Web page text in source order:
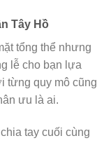
Tây Hồ
tổng thể nhưng
lễ cho bạn lựa
từng quy mô cũng
ưu là ai.
tay cuối cùng